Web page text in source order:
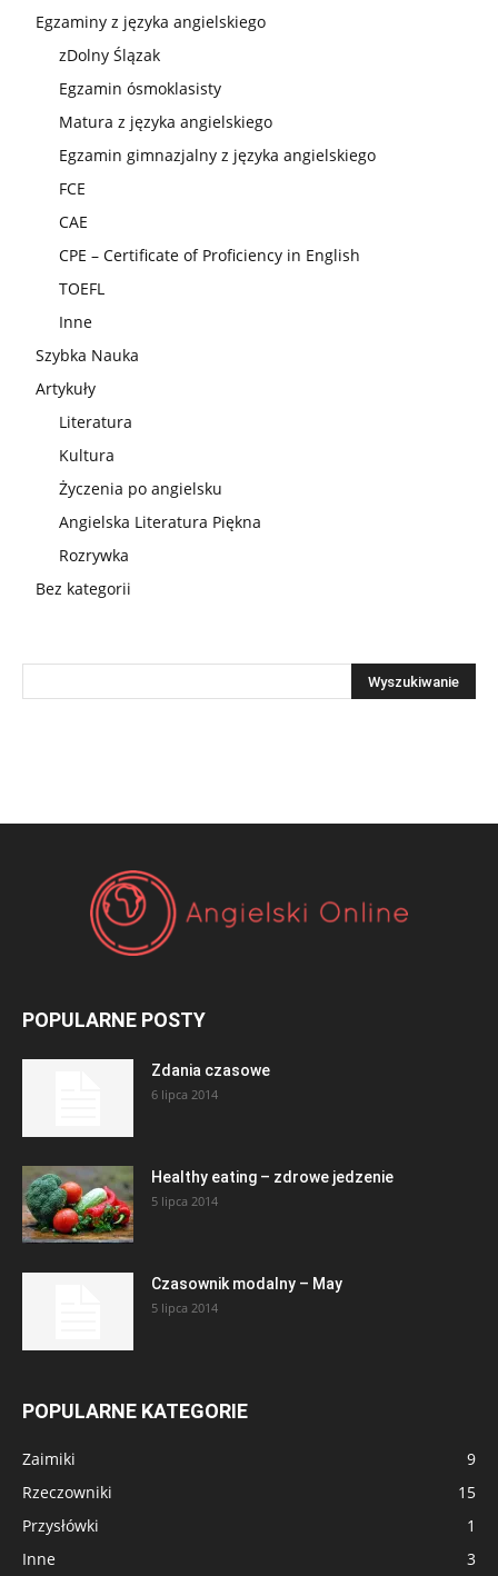
Egzaminy z języka angielskiego
zDolny Ślązak
Egzamin ósmoklasisty
Matura z języka angielskiego
Egzamin gimnazjalny z języka angielskiego
FCE
CAE
CPE – Certificate of Proficiency in English
TOEFL
Inne
Szybka Nauka
Artykuły
Literatura
Kultura
Życzenia po angielsku
Angielska Literatura Piękna
Rozrywka
Bez kategorii
POPULARNE POSTY
Zdania czasowe
6 lipca 2014
Healthy eating – zdrowe jedzenie
5 lipca 2014
Czasownik modalny – May
5 lipca 2014
POPULARNE KATEGORIE
Zaimiki
9
Rzeczowniki
15
Przysłówki
1
Inne
3